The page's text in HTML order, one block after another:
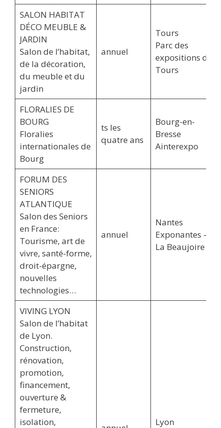
SALON HABITAT
DÉCO MEUBLE &
JARDIN
Salon de l’habitat,
de la décoration,
du meuble et du
jardin
annuel
Tours
Parc des
expositions de
Tours
FLORALIES DE
BOURG
Floralies
internationales de
Bourg
ts les
quatre ans
Bourg-en-
Bresse
Ainterexpo
FORUM DES
SENIORS
ATLANTIQUE
Salon des Seniors
en France:
Tourisme, art de
vivre, santé-forme,
droit-épargne,
nouvelles
technologies…
annuel
Nantes
Exponantes –
La Beaujoire
VIVING LYON
Salon de l’habitat
de Lyon.
Construction,
rénovation,
promotion,
financement,
ouverture &
fermeture,
isolation,
Lyon